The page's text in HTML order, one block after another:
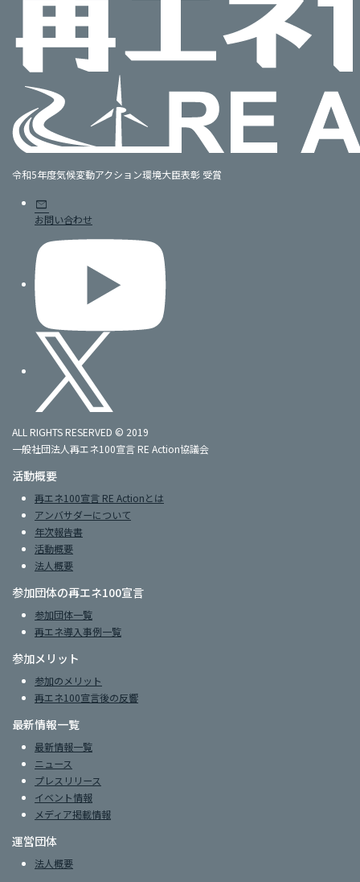
令和5年度気候変動アクション環境大臣表彰 受賞
mail
お問い合わせ
ALL RIGHTS RESERVED © 2019
一般社団法人再エネ100宣言 RE Action協議会
活動概要
再エネ100宣言 RE Actionとは
アンバサダーについて
年次報告書
活動概要
法人概要
参加団体の再エネ100宣言
参加団体一覧
再エネ導入事例一覧
参加メリット
参加のメリット
再エネ100宣言後の反響
最新情報一覧
最新情報一覧
ニュース
プレスリリース
イベント情報
メディア掲載情報
運営団体
法人概要